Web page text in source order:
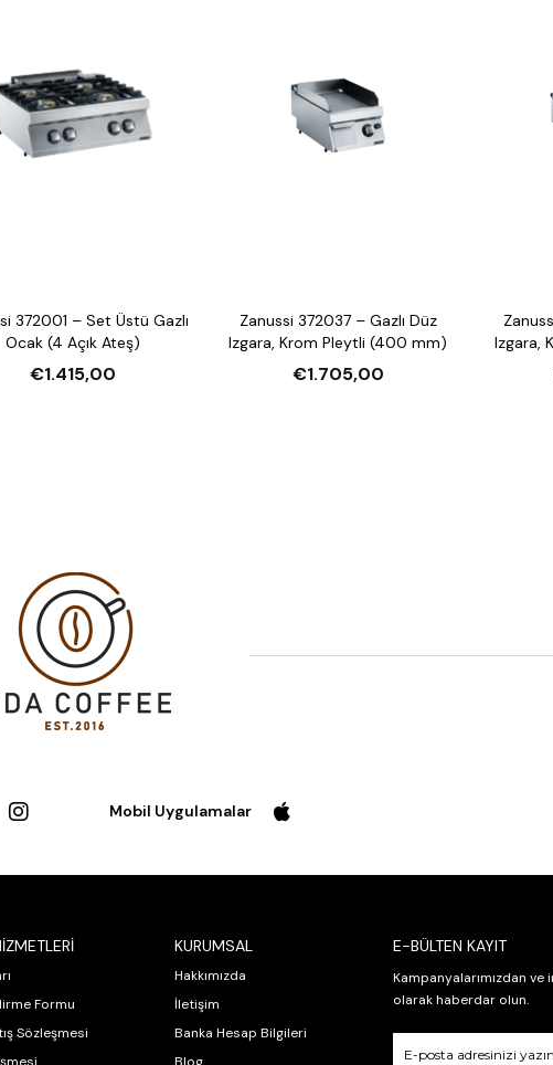
372001 – Set Üstü Gazlı
Ocak (4 Açık Ateş)
€1.415,00
Zanussi 372037 – Gazlı Düz
Izgara, Krom Pleytli (400 mm)
€1.705,00
Izgara,
Mobil Uygulamalar
Formu
Sözleşmesi
KURUMSAL
Hakkımızda
İletişim
Banka Hesap Bilgileri
Blog
E-BÜLTEN KAYIT
Kampanyalarımızdan
olarak haberdar olun.